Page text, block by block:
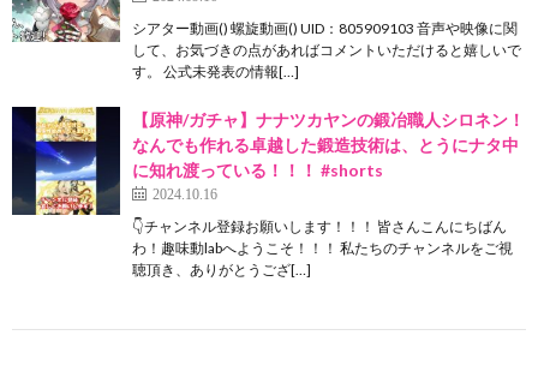
シアター動画() 螺旋動画() UID：805909103 音声や映像に関
して、お気づきの点があればコメントいただけると嬉しいで
す。 公式未発表の情報[…]
【原神/ガチャ】ナナツカヤンの鍛冶職人シロネン！
なんでも作れる卓越した鍛造技術は、とうにナタ中
に知れ渡っている！！！ #shorts
2024.10.16
👇チャンネル登録お願いします！！！ 皆さんこんにちばん
わ！趣味動labへようこそ！！！ 私たちのチャンネルをご視
聴頂き、ありがとうござ[…]